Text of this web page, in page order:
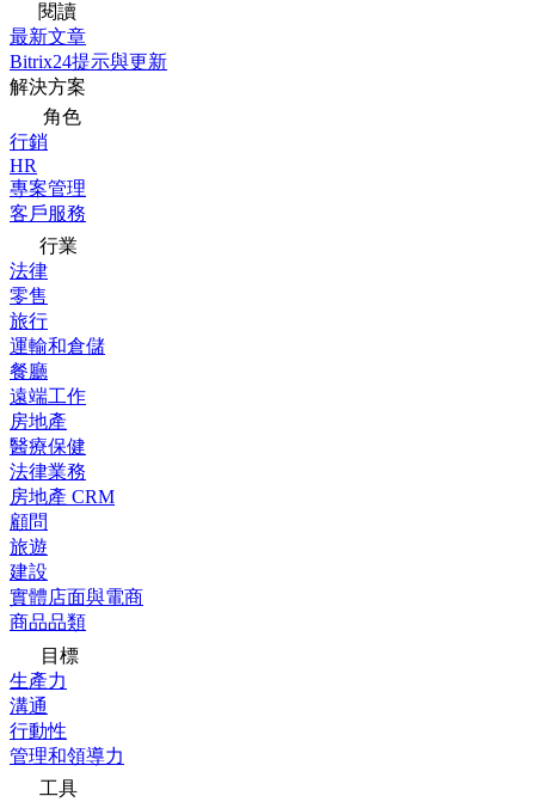
閱讀
最新文章
Bitrix24提示與更新
解決方案
角色
行銷
HR
專案管理
客戶服務
行業
法律
零售
旅行
運輸和倉儲
餐廳
遠端工作
房地產
醫療保健
法律業務
房地產 CRM
顧問
旅遊
建設
實體店面與電商
商品品類
目標
生產力
溝通
行動性
管理和領導力
工具